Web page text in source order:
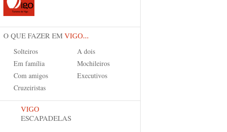
O QUE FAZER EM VIGO...
Solteiros
A dois
Em família
Mochileiros
Com amigos
Executivos
Cruzeiristas
VIGO
ESCAPADELAS